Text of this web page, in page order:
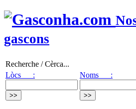
gascons
Recherche / Cèrca...
Lòcs :
Noms :